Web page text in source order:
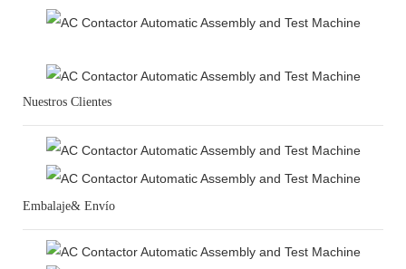
Nuestros Clientes
Embalaje& Envío